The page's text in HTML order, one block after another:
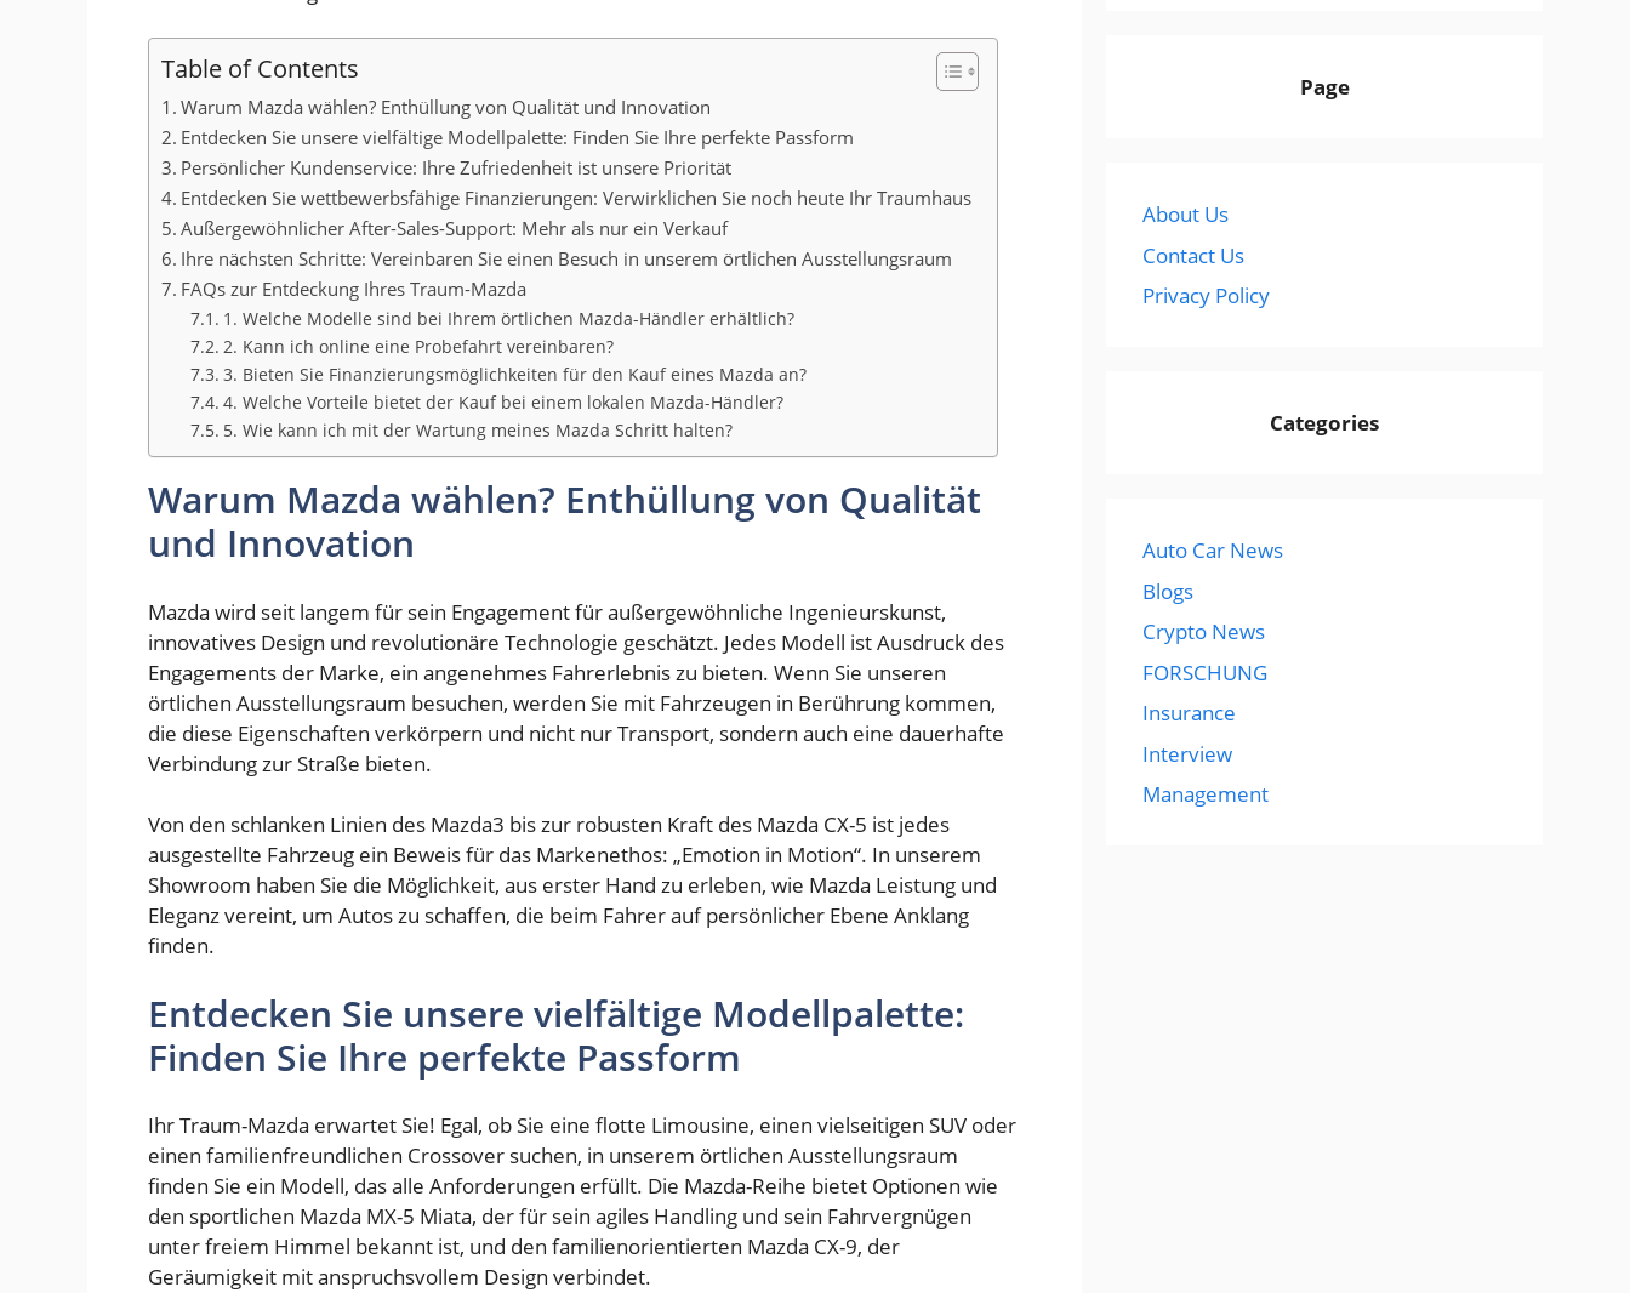
Table of Contents
Warum Mazda wählen? Enthüllung von Qualität und Innovation
Entdecken Sie unsere vielfältige Modellpalette: Finden Sie Ihre perfekte Passform
Persönlicher Kundenservice: Ihre Zufriedenheit ist unsere Priorität
Entdecken Sie wettbewerbsfähige Finanzierungen: Verwirklichen Sie noch heute Ihr Traumhaus
Außergewöhnlicher After-Sales-Support: Mehr als nur ein Verkauf
Ihre nächsten Schritte: Vereinbaren Sie einen Besuch in unserem örtlichen Ausstellungsraum
FAQs zur Entdeckung Ihres Traum-Mazda
1. Welche Modelle sind bei Ihrem örtlichen Mazda-Händler erhältlich?
2. Kann ich online eine Probefahrt vereinbaren?
3. Bieten Sie Finanzierungsmöglichkeiten für den Kauf eines Mazda an?
4. Welche Vorteile bietet der Kauf bei einem lokalen Mazda-Händler?
5. Wie kann ich mit der Wartung meines Mazda Schritt halten?
Warum Mazda wählen? Enthüllung von Qualität
und Innovation
Mazda wird seit langem für sein Engagement für außergewöhnliche Ingenieurskunst,
innovatives Design und revolutionäre Technologie geschätzt. Jedes Modell ist Ausdruck des
Engagements der Marke, ein angenehmes Fahrerlebnis zu bieten. Wenn Sie unseren
örtlichen Ausstellungsraum besuchen, werden Sie mit Fahrzeugen in Berührung kommen,
die diese Eigenschaften verkörpern und nicht nur Transport, sondern auch eine dauerhafte
Verbindung zur Straße bieten.
Von den schlanken Linien des Mazda3 bis zur robusten Kraft des Mazda CX-5 ist jedes
ausgestellte Fahrzeug ein Beweis für das Markenethos: „Emotion in Motion“. In unserem
Showroom haben Sie die Möglichkeit, aus erster Hand zu erleben, wie Mazda Leistung und
Eleganz vereint, um Autos zu schaffen, die beim Fahrer auf persönlicher Ebene Anklang
finden.
Entdecken Sie unsere vielfältige Modellpalette:
Finden Sie Ihre perfekte Passform
Ihr Traum-Mazda erwartet Sie! Egal, ob Sie eine flotte Limousine, einen vielseitigen SUV oder
einen familienfreundlichen Crossover suchen, in unserem örtlichen Ausstellungsraum
finden Sie ein Modell, das alle Anforderungen erfüllt. Die Mazda-Reihe bietet Optionen wie
den sportlichen Mazda MX-5 Miata, der für sein agiles Handling und sein Fahrvergnügen
unter freiem Himmel bekannt ist, und den familienorientierten Mazda CX-9, der
Geräumigkeit mit anspruchsvollem Design verbindet.
Page
About Us
Contact Us
Privacy Policy
Categories
Auto Car News
Blogs
Crypto News
FORSCHUNG
Insurance
Interview
Management